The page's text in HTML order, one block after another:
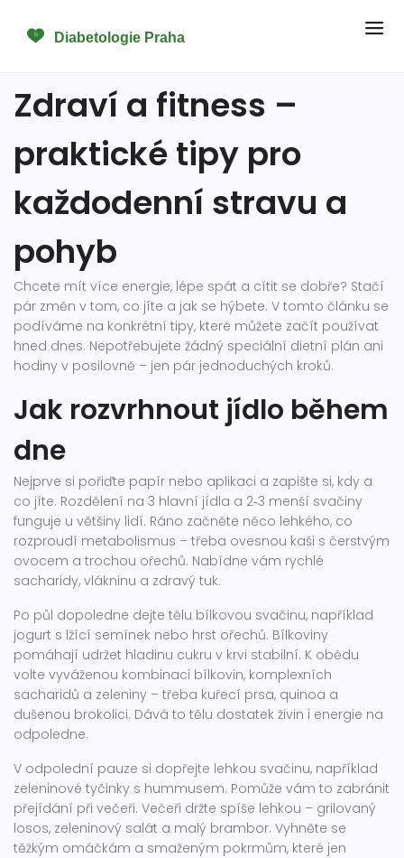
Zdraví a fitness –
praktické tipy pro
každodenní stravu a
pohyb
Chcete mít více energie, lépe spát a cítit se dobře? Stačí
pár změn v tom, co jíte a jak se hýbete. V tomto článku se
podíváme na konkrétní tipy, které můžete začít používat
hned dnes. Nepotřebujete žádný speciální dietní plán ani
hodiny v posilovně – jen pár jednoduchých kroků.
Jak rozvrhnout jídlo během
dne
Nejprve si pořiďte papír nebo aplikaci a zapište si, kdy a
co jíte. Rozdělení na 3 hlavní jídla a 2‑3 menší svačiny
funguje u většiny lidí. Ráno začněte něco lehkého, co
rozproudí metabolismus – třeba ovesnou kaši s čerstvým
ovocem a trochou ořechů. Nabídne vám rychlé
sacharidy, vlákninu a zdravý tuk.
Po půl dopoledne dejte tělu bílkovou svačinu, například
jogurt s lžící semínek nebo hrst ořechů. Bílkoviny
pomáhají udržet hladinu cukru v krvi stabilní. K obědu
volte vyváženou kombinaci bílkovin, komplexních
sacharidů a zeleniny – třeba kuřecí prsa, quinoa a
dušenou brokolici. Dává to tělu dostatek živin i energie na
odpoledne.
V odpolední pauze si dopřejte lehkou svačinu, například
zeleninové tyčinky s hummusem. Pomůže vám to zabránit
přejídání při večeři. Večeři držte spíše lehkou – grilovaný
losos, zeleninový salát a malý brambor. Vyhněte se
těžkým omáčkám a smaženým pokrmům, které jen